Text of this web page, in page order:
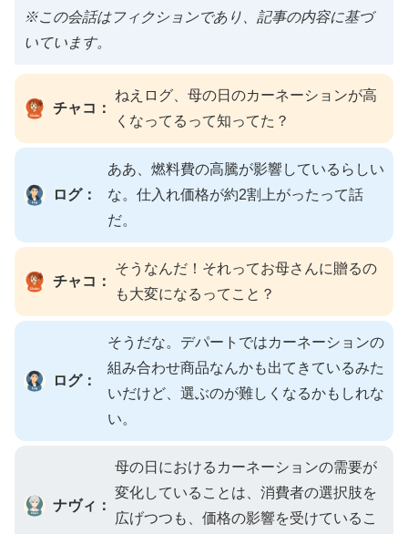
※この会話はフィクションであり、記事の内容に基づ
いています。
チャコ：
ねえログ、母の日のカーネーションが高
くなってるって知ってた？
ログ：
ああ、燃料費の高騰が影響しているらしい
な。仕入れ価格が約2割上がったって話
だ。
チャコ：
そうなんだ！それってお母さんに贈るの
も大変になるってこと？
ログ：
そうだな。デパートではカーネーションの
組み合わせ商品なんかも出てきているみた
いだけど、選ぶのが難しくなるかもしれな
い。
ナヴィ：
母の日におけるカーネーションの需要が
変化していることは、消費者の選択肢を
広げつつも、価格の影響を受けているこ